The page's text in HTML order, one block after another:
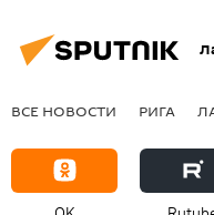
ВСЕ НОВОСТИ РИГА